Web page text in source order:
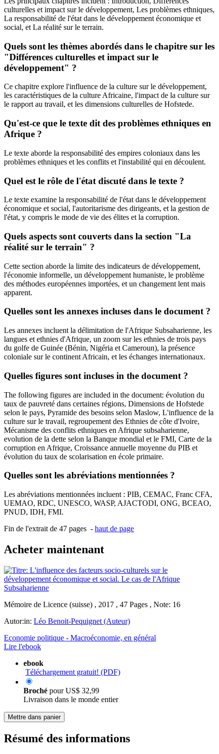
culturelles et impact sur le développement, Les problèmes ethniques,
La responsabilité de l'état dans le développement économique et
social, et La réalité sur le terrain.
Quels sont les thèmes abordés dans le chapitre sur les
"Différences culturelles et impact sur le
développement" ?
Ce chapitre explore l'influence de la culture sur le développement,
les caractéristiques de la culture Africaine, l'impact de la culture sur
le rapport au travail, et les dimensions culturelles de Hofstede.
Qu'est-ce que le texte dit des problèmes ethniques en
Afrique ?
Le texte aborde la responsabilité des empires coloniaux dans les
problèmes ethniques et les conflits et l'instabilité qui en découlent.
Quel est le rôle de l'état discuté dans le texte ?
Le texte examine la responsabilité de l'état dans le développement
économique et social, l'autoritarisme des dirigeants, et la gestion de
l'état, y compris le mode de vie des élites et la corruption.
Quels aspects sont couverts dans la section "La
réalité sur le terrain" ?
Cette section aborde la limite des indicateurs de développement,
l'économie informelle, un développement humaniste, le problème
des méthodes européennes importées, et un changement lent mais
apparent.
Quelles sont les annexes incluses dans le document ?
Les annexes incluent la délimitation de l'Afrique Subsaharienne, les
langues et ethnies d'Afrique, un zoom sur les ethnies de trois pays
du golfe de Guinée (Bénin, Nigéria et Cameroun), la présence
coloniale sur le continent Africain, et les échanges internationaux.
Quelles figures sont incluses in the document ?
The following figures are included in the document: évolution du
taux de pauvreté dans certaines régions, Dimensions de Hofstede
selon le pays, Pyramide des besoins selon Maslow, L'influence de la
culture sur le travail, regroupement des Ethnies de côte d'Ivoire,
Mécanisme des conflits ethniques en Afrique subsaharienne,
evolution de la dette selon la Banque mondial et le FMI, Carte de la
corruption en Afrique, Croissance annuelle moyenne du PIB et
évolution du taux de scolarisation en école primaire.
Quelles sont les abréviations mentionnées ?
Les abréviations mentionnées incluent : PIB, CEMAC, Franc CFA,
UEMAO, RDC, UNESCO, WASP, AJACTODI, ONG, BCEAO,
PNUD, IDH, FMI.
Fin de l'extrait de 47 pages - haut de page
Acheter maintenant
Mémoire de Licence (suisse) , 2017 , 47 Pages , Note: 16
Autor:in: Léo Benoit-Pequignet (Auteur)
Economie politique - Macroéconomie, en général
Lire l'ebook
ebook
Téléchargement gratuit! (PDF)
Broché pourUS$ 32,99
Livraison dans le monde entier
Mettre dans panier
Résumé des informations